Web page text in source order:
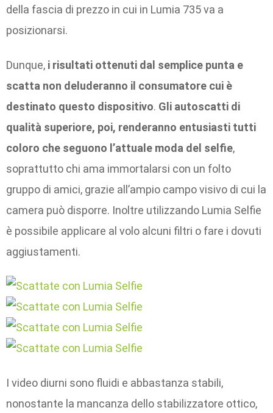
della fascia di prezzo in cui in Lumia 735 va a
posizionarsi.
Dunque, i risultati ottenuti dal semplice punta e
scatta non deluderanno il consumatore cui è
destinato questo dispositivo. Gli autoscatti di
qualità superiore, poi, renderanno entusiasti tutti
coloro che seguono l’attuale moda del selfie,
soprattutto chi ama immortalarsi con un folto
gruppo di amici, grazie all’ampio campo visivo di cui la
camera può disporre. Inoltre utilizzando Lumia Selfie
è possibile applicare al volo alcuni filtri o fare i dovuti
aggiustamenti.
I video diurni sono fluidi e abbastanza stabili,
nonostante la mancanza dello stabilizzatore ottico,